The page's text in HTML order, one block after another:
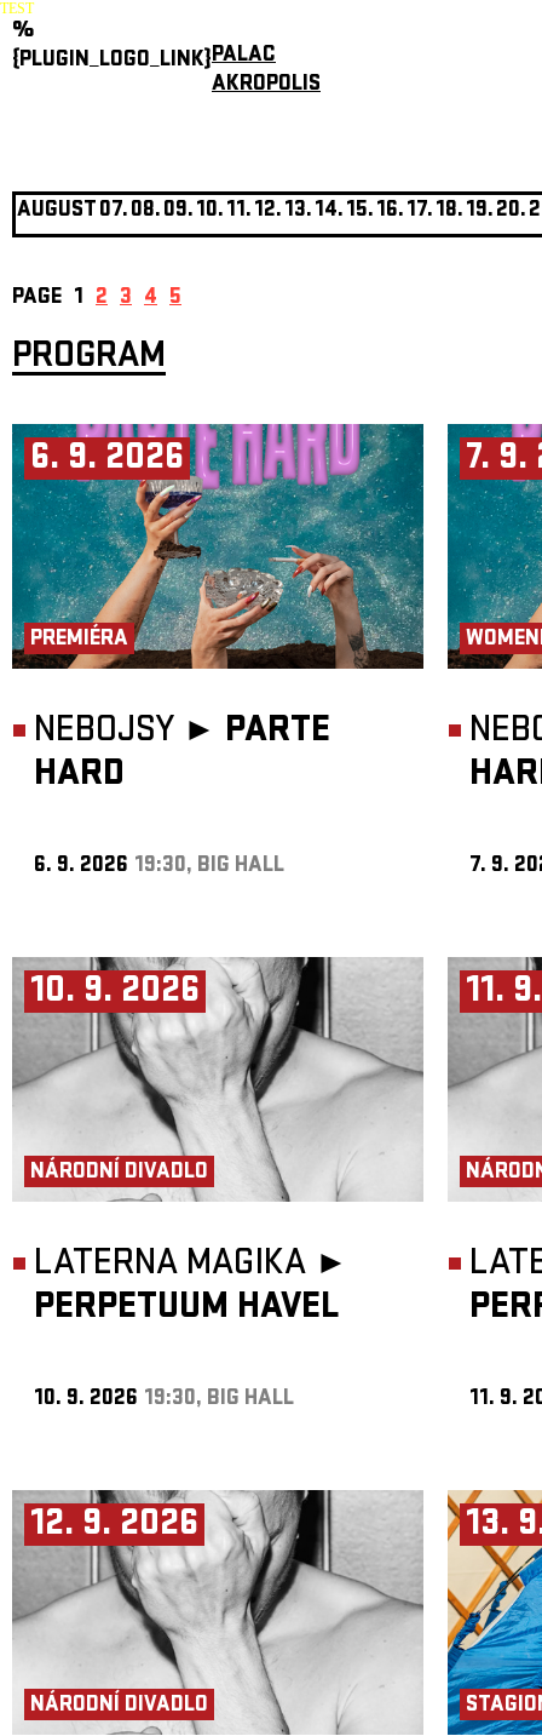
TEST
%
{PLUGIN_LOGO_LINK}PALAC
AKROPOLIS
AUGUST07.08.09.10.11.12.13.14.15.16.17.18.19.20.
PAGE 1 2 3 4 5
PROGRAM
6. 9. 2026
PREMIÉRA
NEBOJSY ► PARTE
HARD
6. 9. 2026 19:30, BIG HALL
7. 9.
7. 9.
10. 9. 2026
NÁRODNÍ DIVADLO
LATERNA MAGIKA ►
PERPETUUM HAVEL
10. 9. 2026 19:30, BIG HALL
11.
11. 9.
12. 9. 2026
NÁRODNÍ DIVADLO
13.